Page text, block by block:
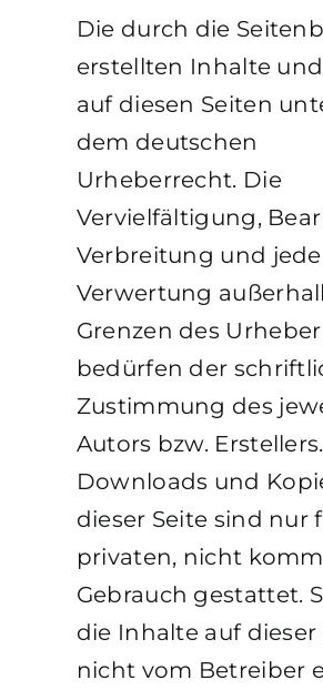
Die durch die
erstellten Inhalte
auf diesen Seiten
dem deutschen
Urheberrecht. Die
Vervielfältigung,
Verbreitung und
Verwertung
Grenzen des
bedürfen der
Zustimmung des
Autors bzw. Erstellers.
Downloads und
dieser Seite sind nur
privaten, nicht
Gebrauch gestattet.
die Inhalte auf dieser
nicht vom Betreiber